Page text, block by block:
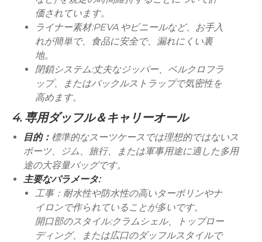
価されています。
ライナー素材:PEVA やビニールなど、お手入
れが簡単で、食品に安全で、漏れにくい裏
地。
閉鎖システム:丈夫なジッパー、ベルクロフラ
ップ、またはバックルストラップで気密性を
高めます。
4. 専用ダッフル＆キャリーオール
目的： 標準的なスーツケースでは理想的ではないス
ポーツ、ジム、旅行、または軍事用途に適した多用
途の大容量バッグです。
主要なパラメータ:
工事： 耐水性や防水性の高いターポリンやナ
イロンで作られていることが多いです。
開口部のスタイル:クラムシェル、トップロー
ディング、または広口のダッフルスタイルで